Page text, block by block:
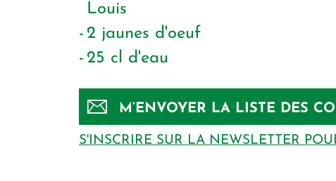
Louis
2 jaunes d'oeuf
25 cl d'eau
M’ENVOYER LA LISTE DES
S'INSCRIRE SUR LA NEWSLETTER